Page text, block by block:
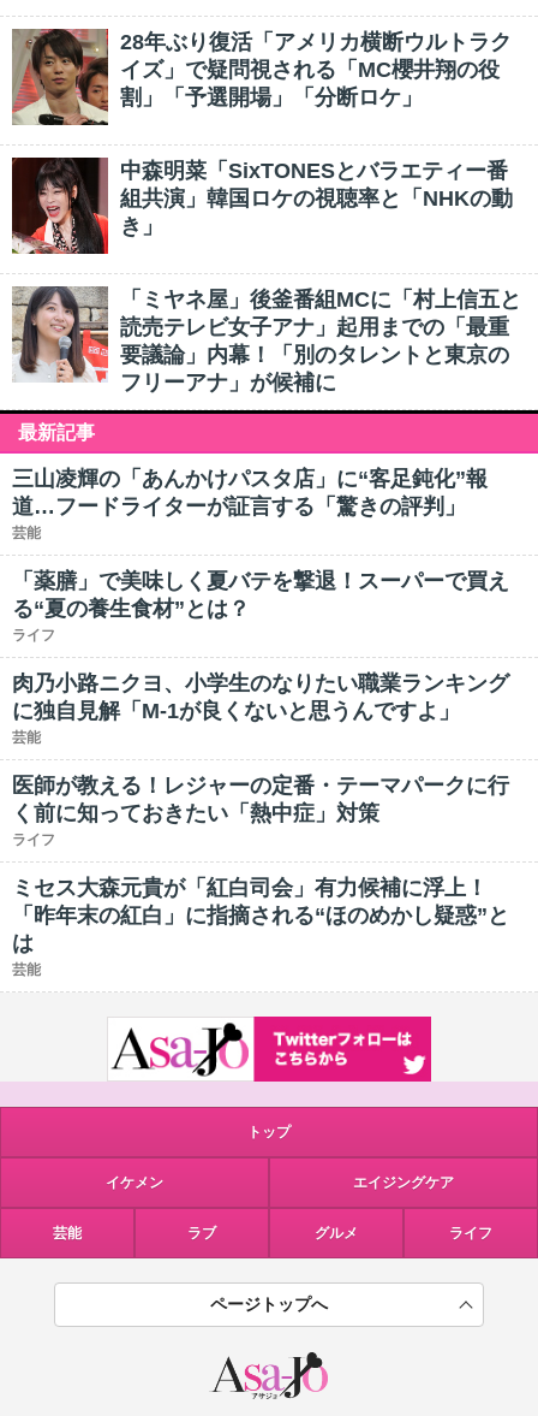
28年ぶり復活「アメリカ横断ウルトラク
イズ」で疑問視される「MC櫻井翔の役
割」「予選開場」「分断ロケ」
中森明菜「SixTONESとバラエティー番
組共演」韓国ロケの視聴率と「NHKの動
き」
「ミヤネ屋」後釜番組MCに「村上信五と
読売テレビ女子アナ」起用までの「最重
要議論」内幕！「別のタレントと東京の
フリーアナ」が候補に
最新記事
三山凌輝の「あんかけパスタ店」に“客足鈍化”報
道…フードライターが証言する「驚きの評判」
芸能
「薬膳」で美味しく夏バテを撃退！スーパーで買え
る“夏の養生食材”とは？
ライフ
肉乃小路ニクヨ、小学生のなりたい職業ランキング
に独自見解「M-1が良くないと思うんですよ」
芸能
医師が教える！レジャーの定番・テーマパークに行
く前に知っておきたい「熱中症」対策
ライフ
ミセス大森元貴が「紅白司会」有力候補に浮上！
「昨年末の紅白」に指摘される“ほのめかし疑惑”と
は
芸能
トップ
イケメン エイジングケア
芸能 ラブ グルメ ライフ
ページトップへ